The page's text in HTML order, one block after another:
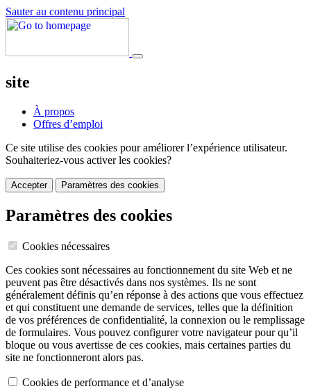
Sauter au contenu principal
site
À propos
Offres d’emploi
Ce site utilise des cookies pour améliorer l’expérience utilisateur.
Souhaiteriez-vous activer les cookies?
Accepter Paramètres des cookies
Paramètres des cookies
Cookies nécessaires
Ces cookies sont nécessaires au fonctionnement du site Web et ne
peuvent pas être désactivés dans nos systèmes. Ils ne sont
généralement définis qu’en réponse à des actions que vous effectuez
et qui constituent une demande de services, telles que la définition
de vos préférences de confidentialité, la connexion ou le remplissage
de formulaires. Vous pouvez configurer votre navigateur pour qu’il
bloque ou vous avertisse de ces cookies, mais certaines parties du
site ne fonctionneront alors pas.
Cookies de performance et d’analyse